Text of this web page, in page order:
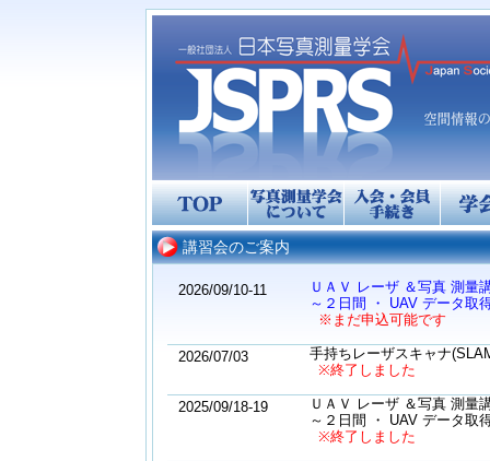
講習会のご案内
2026/09/10-11
ＵＡＶ レーザ ＆写真 測量
～２日間 ・ UAV データ取
※まだ申込可能です
2026/07/03
手持ちレーザスキャナ
※終了しました
2025/09/18-19
ＵＡＶ レーザ ＆写真 測量
～２日間 ・ UAV データ取
※終了しました